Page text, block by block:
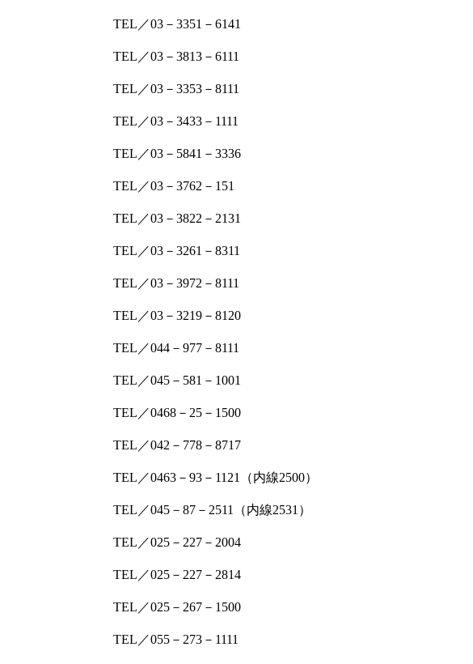
TEL／03－3351－6141
TEL／03－3813－6111
TEL／03－3353－8111
TEL／03－3433－1111
TEL／03－5841－3336
TEL／03－3762－151
TEL／03－3822－2131
TEL／03－3261－8311
TEL／03－3972－8111
TEL／03－3219－8120
TEL／044－977－8111
TEL／045－581－1001
TEL／0468－25－1500
TEL／042－778－8717
TEL／0463－93－1121（内線2500）
TEL／045－87－2511（内線2531）
TEL／025－227－2004
TEL／025－227－2814
TEL／025－267－1500
TEL／055－273－1111